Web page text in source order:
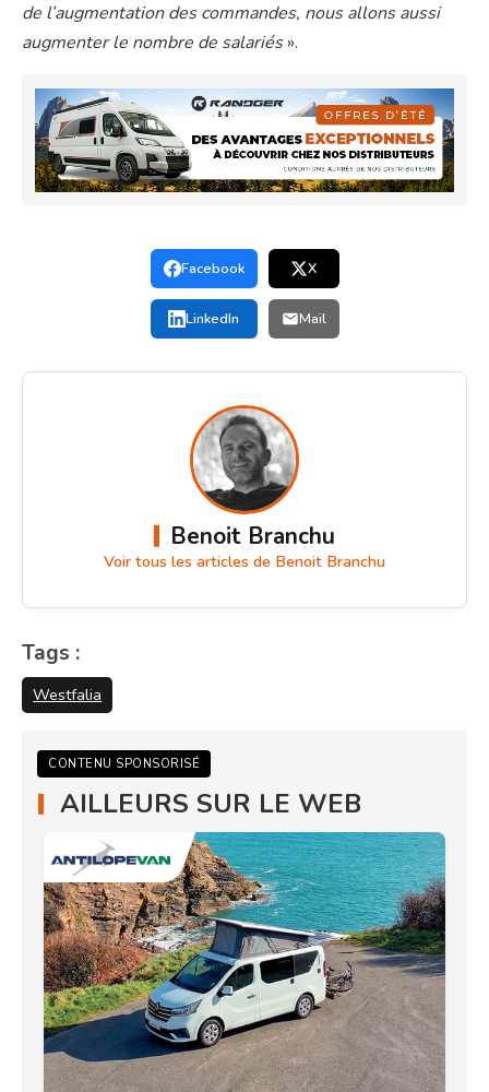
de l’augmentation des commandes, nous allons aussi
augmenter le nombre de salariés».
Facebook X
LinkedIn Mail
Benoit Branchu
Voir tous les articles de Benoit Branchu
Tags :
Westfalia
CONTENU SPONSORISÉ
AILLEURS SUR LE WEB